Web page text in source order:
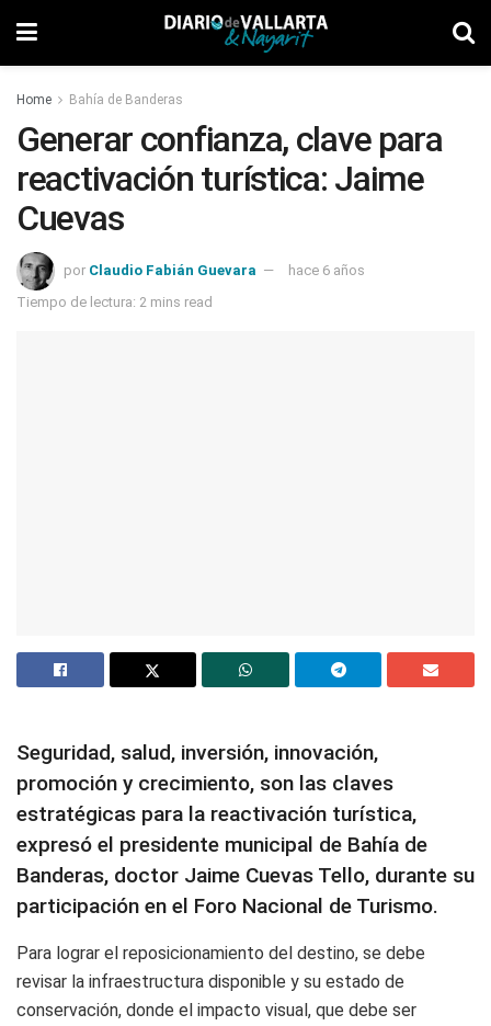
Home Bahía de Banderas
Generar confianza, clave para
reactivación turística: Jaime
Cuevas
por Claudio Fabián Guevara
hace 6 años
Tiempo de lectura: 2 mins read
Seguridad, salud, inversión, innovación,
promoción y crecimiento, son las claves
estratégicas para la reactivación turística,
expresó el presidente municipal de Bahía de
Banderas, doctor Jaime Cuevas Tello, durante su
participación en el Foro Nacional de Turismo.
Para lograr el reposicionamiento del destino, se debe
revisar la infraestructura disponible y su estado de
conservación, donde el impacto visual, que debe ser